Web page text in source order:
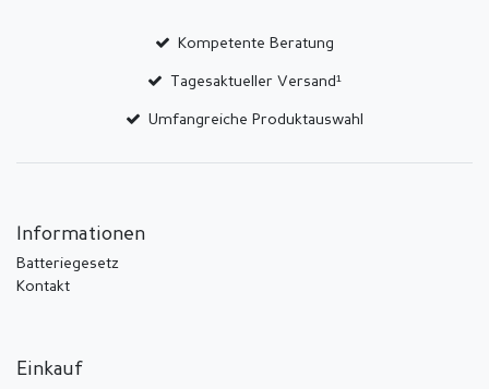
Kompetente Beratung
Tagesaktueller Versand¹
Umfangreiche Produktauswahl
Informationen
Batteriegesetz
Kontakt
Einkauf